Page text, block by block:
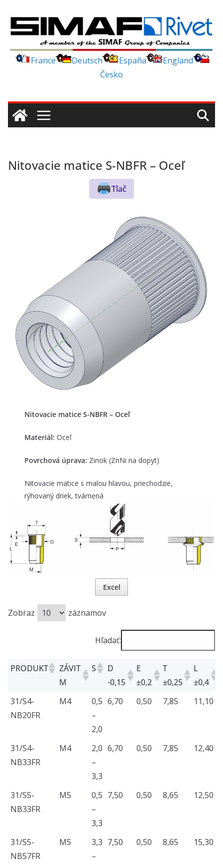
content
France Deutsch España
England
Česko
Nitovacie matice S-NBFR – Oceľ
Tlač
Nitovacie matice S-NBFR – Oceľ
Materiál: Oceľ
Povrchová úprava: Zinok (ZnNi na dopyt)
Nitovacie matice s malou hlavou, priechodzie,
rýhovaný driek, tvárnená
Excel
Zobraz záznamov
Hľadať:
PRODUKT
ZÁVIT
M
S
D
-0,15
E
±0,2
T
±0,25
L
±0,4
PRODUKT
ZÁVIT
S
D
E
T
L
31/S4-
NB20FR
M4
0,5
–
2,0
6,70 0,50 7,85 11,10
31/S4-
NB33FR
M4
2,0
–
3,3
6,70 0,50 7,85 12,40
31/S5-
NB33FR
M5
0,5
–
3,3
7,50 0,50 8,65 12,50
31/S5-
NB57FR
M5
3,3
–
7,50 0,50 8,65 15,30